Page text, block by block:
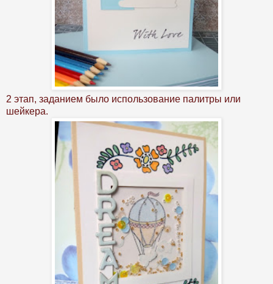
2 этап, заданием было использование палитры или
шейкера.